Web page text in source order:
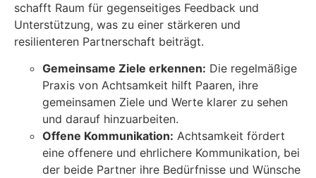
schafft Raum für gegenseitiges Feedback und
Unterstützung, was zu einer stärkeren und
resilienteren Partnerschaft beiträgt.
Gemeinsame Ziele erkennen: Die regelmäßige
Praxis von Achtsamkeit hilft Paaren, ihre
gemeinsamen Ziele und Werte klarer zu sehen
und darauf hinzuarbeiten.
Offene Kommunikation: Achtsamkeit fördert
eine offenere und ehrlichere Kommunikation, bei
der beide Partner ihre Bedürfnisse und Wünsche